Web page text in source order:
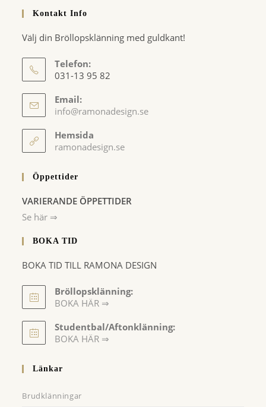
Kontakt Info
Välj din Bröllopsklänning med guldkant!
Telefon:
031-13 95 82
Email:
info@ramonadesign.seOpens
Hemsida
ramonadesign.se
Öppettider
VARIERANDE ÖPPETTIDER
Se här ⇒
BOKA TID
BOKA TID TILL RAMONA DESIGN
Bröllopsklänning:
BOKA HÄR ⇒
in
a
tab
Studentbal/Aftonklänning:
BOKA HÄR ⇒
Länkar
Brudklänningar